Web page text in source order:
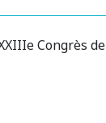
Congrès de